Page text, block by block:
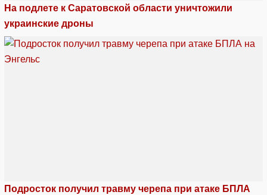
На подлете к Саратовской области уничтожили
украинские дроны
Подросток получил травму черепа при атаке БПЛА